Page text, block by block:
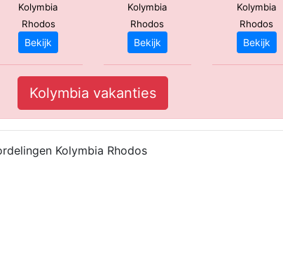
Kolymbia
Rhodos
Bekijk
Kolymbia
Rhodos
Bekijk
Kolymbia
Rhodos
Bekijk
Kolymbia vakanties
Kolymbia Rhodos